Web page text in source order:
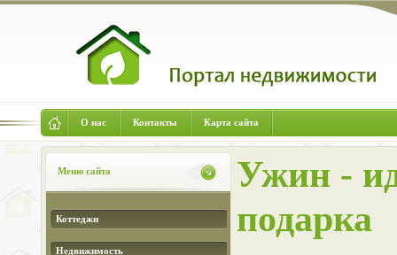
О нас Контакты Карта сайта
Меню сайта
Коттеджи
Недвижимость
Ужин -
подарка